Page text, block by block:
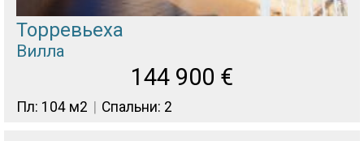
Торревьеха
Вилла
144 900 €
Пл: 104 м2 Спальни: 2